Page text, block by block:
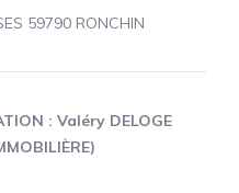
59790 RONCHIN
: Valéry DELOGE